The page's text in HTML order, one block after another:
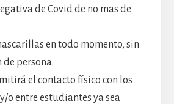
de Covid de no mas de
en todo momento, sin
persona.
el contacto físico con los
o entre estudiantes ya sea